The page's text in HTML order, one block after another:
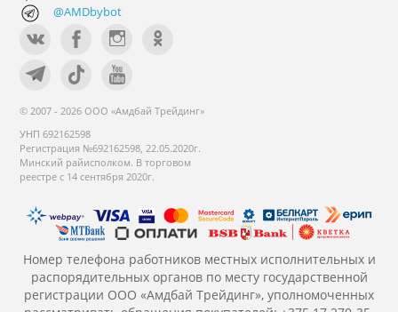
@AMDbybot
© 2007 - 2026 ООО «Амдбай Трейдинг»
УНП 692162598
Регистрация №692162598, 22.05.2020г.
Минский райисполком. В торговом
реестре с 14 сентября 2020г.
Номер телефона работников местных исполнительных и
распорядительных органов по месту государственной
регистрации ООО «Амдбай Трейдинг», уполномоченных